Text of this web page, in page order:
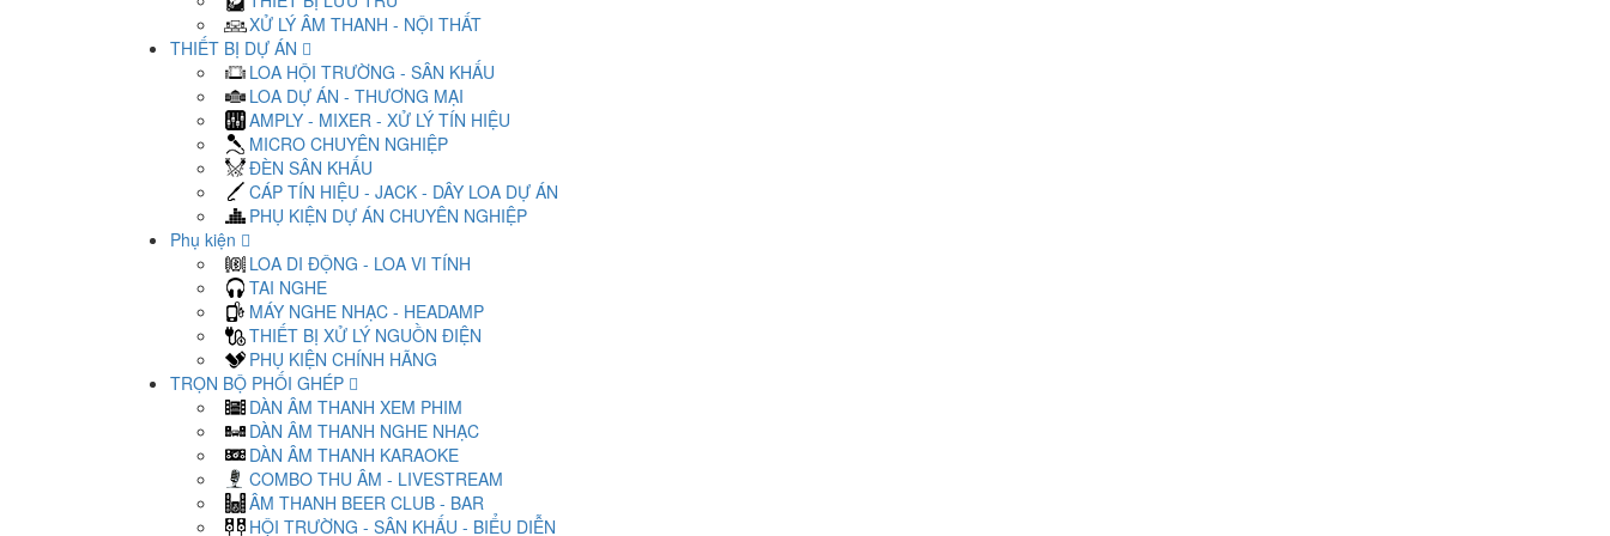
XỬ LÝ ÂM THANH - NỘI THẤT
THIẾT BỊ DỰ ÁN
LOA HỘI TRƯỜNG - SÂN KHẤU
LOA DỰ ÁN - THƯƠNG MẠI
AMPLY - MIXER - XỬ LÝ TÍN HIỆU
MICRO CHUYÊN NGHIỆP
ĐÈN SÂN KHẤU
CÁP TÍN HIỆU - JACK - DÂY LOA DỰ ÁN
PHỤ KIỆN DỰ ÁN CHUYÊN NGHIỆP
Phụ kiện
LOA DI ĐỘNG - LOA VI TÍNH
TAI NGHE
MÁY NGHE NHẠC - HEADAMP
THIẾT BỊ XỬ LÝ NGUỒN ĐIỆN
PHỤ KIỆN CHÍNH HÃNG
TRỌN BỘ PHỐI GHÉP
DÀN ÂM THANH XEM PHIM
DÀN ÂM THANH NGHE NHẠC
DÀN ÂM THANH KARAOKE
COMBO THU ÂM - LIVESTREAM
ÂM THANH BEER CLUB - BAR
HỘI TRƯỜNG - SÂN KHẤU - BIỂU DIỄN